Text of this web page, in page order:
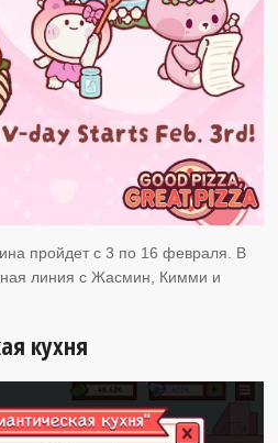
пройдет с 3 по 16 февраля. В
линия с Жасмин, Кимми и
кухня